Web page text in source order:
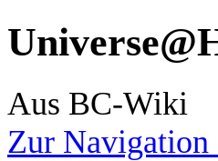
Aus BC-Wiki
Zur Navigation